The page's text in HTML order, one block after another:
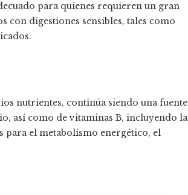
para quienes requieren un gran
digestiones sensibles, tales como
nutrientes, continúa siendo una fuente
así como de vitaminas B, incluyendo la
para el metabolismo energético, el